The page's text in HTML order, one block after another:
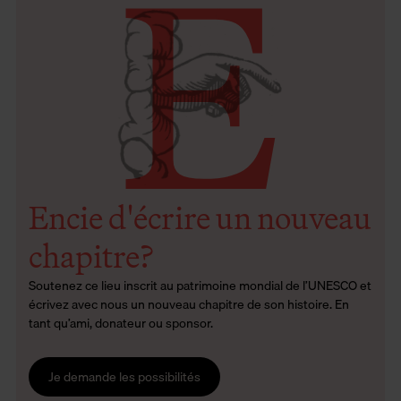
E
Encie d'écrire un nouveau
chapitre?
Soutenez ce lieu inscrit au patrimoine mondial de l’UNESCO et
écrivez avec nous un nouveau chapitre de son histoire. En
tant qu’ami, donateur ou sponsor.
Je demande les possibilités